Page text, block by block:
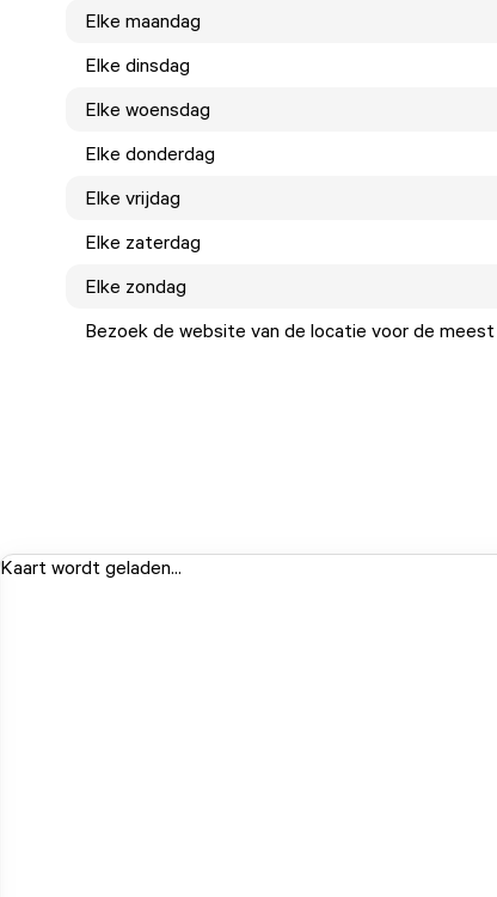
Elke maandag
Elke dinsdag
Elke woensdag
Elke donderdag
Elke vrijdag
Elke zaterdag
Elke zondag
Bezoek de website van de locatie voor de
Kaart wordt geladen...